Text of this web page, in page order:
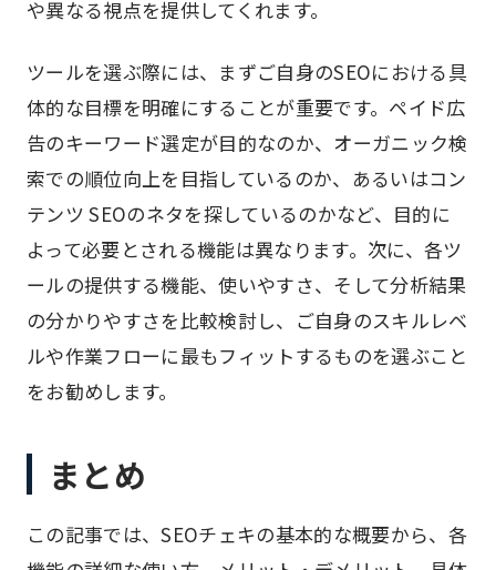
や異なる視点を提供してくれます。
ツールを選ぶ際には、まずご自身のSEOにおける具
体的な目標を明確にすることが重要です。ペイド広
告のキーワード選定が目的なのか、オーガニック検
索での順位向上を目指しているのか、あるいはコン
テンツ SEOのネタを探しているのかなど、目的に
よって必要とされる機能は異なります。次に、各ツ
ールの提供する機能、使いやすさ、そして分析結果
の分かりやすさを比較検討し、ご自身のスキルレベ
ルや作業フローに最もフィットするものを選ぶこと
をお勧めします。
まとめ
この記事では、SEOチェキの基本的な概要から、各